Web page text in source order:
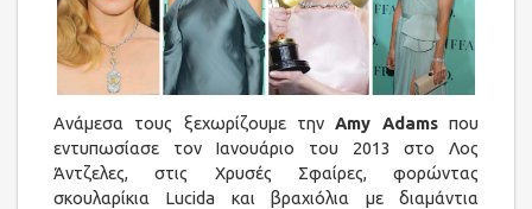
Ανάμεσα τους ξεχωρίζουμε τηνAmy Adamsπου
εντυπωσίασε τον Ιανουάριο του 2013 στο Λος
Άντζελες, στις Χρυσές Σφαίρες, φορώντας
σκουλαρίκια Lucida και βραχιόλια με διαμάντια
*required
Wedding Date
/
/